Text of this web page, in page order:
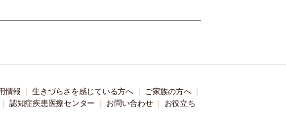
情報 生きづらさを感じている方へ
ご家族の方へ
認知症疾患医療センター お問い合わせ
お役立ち